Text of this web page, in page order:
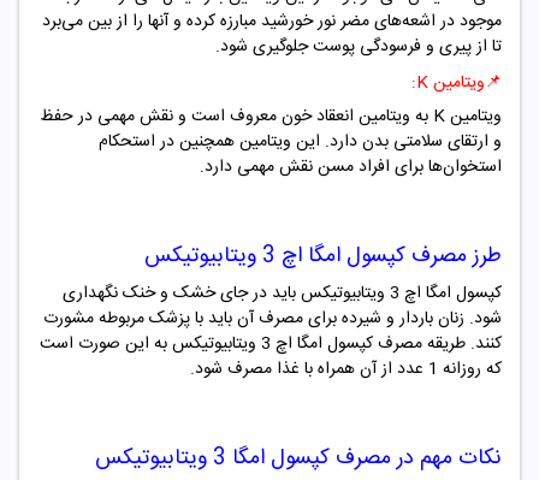
موجود در اشعه‌های مضر نور خورشید مبارزه کرده و آنها را از بین می‌برد
تا از پیری و فرسودگی پوست جلوگیری شود.
📌ویتامین K:
ویتامین K به ویتامین انعقاد خون معروف است و نقش مهمی در حفظ
و ارتقای سلامتی بدن دارد. این ویتامین همچنین در استحکام
استخوان‌ها برای افراد مسن نقش مهمی دارد.
طرز مصرف کپسول امگا اچ 3 ویتابیوتیکس
کپسول امگا اچ 3 ویتابیوتیکس باید در جای خشک و خنک نگهداری
شود. زنان باردار و شیرده برای مصرف آن باید با پزشک مربوطه مشورت
کنند. طریقه مصرف کپسول امگا اچ 3 ویتابیوتیکس به این صورت است
که روزانه 1 عدد از آن همراه با غذا مصرف شود.
نکات مهم در مصرف کپسول امگا 3 ویتابیوتیکس